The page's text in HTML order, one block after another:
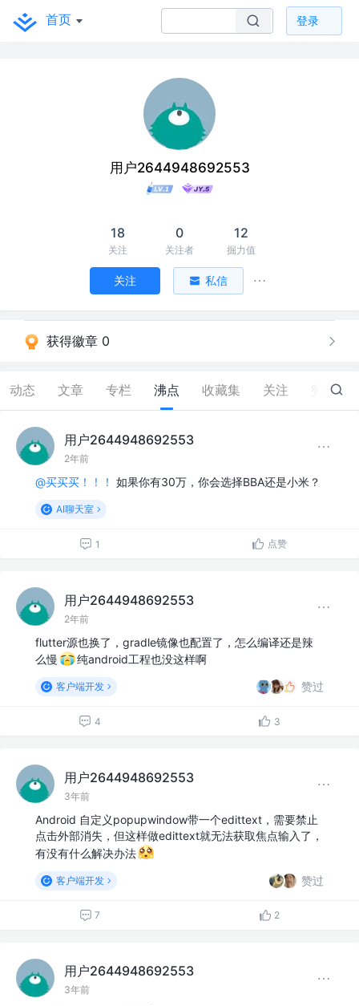
首页 登录
用户2644948692553
18
关注
0
关注者
12
掘力值
关注 私信
获得徽章 0
动态 文章 专栏 沸点 收藏集 关注 6
用户2644948692553
2年前
@买买买！！！ 如果你有30万，你会选择BBA还是小米？
AI聊天室
1 点赞
用户2644948692553
2年前
flutter源也换了，gradle镜像也配置了，怎么编译还是辣
么慢
纯android工程也没这样啊
客户端开发 赞过
4 3
用户2644948692553
3年前
Android 自定义popupwindow带一个edittext，需要禁止
点击外部消失，但这样做edittext就无法获取焦点输入了，
有没有什么解决办法
客户端开发 赞过
7 2
用户2644948692553
3年前